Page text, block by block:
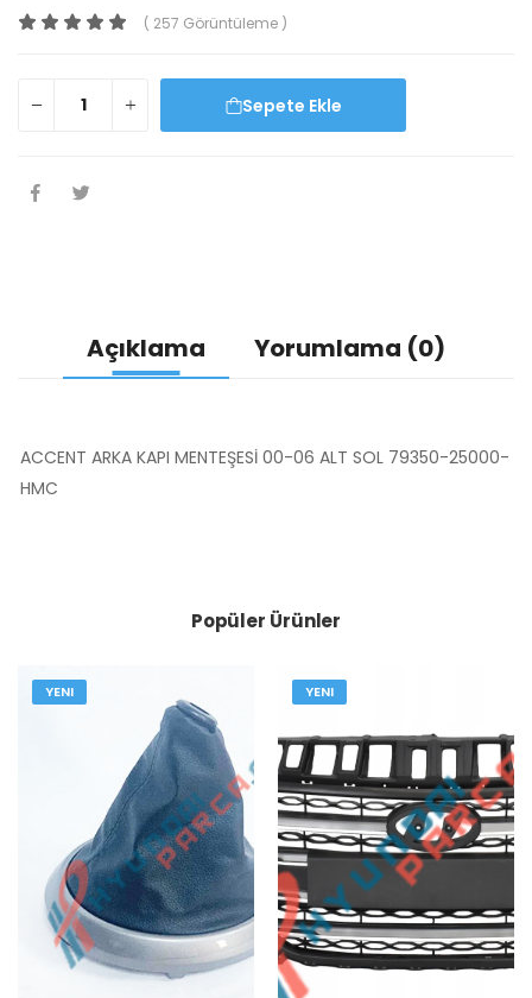
( 257 Görüntüleme )
Sepete Ekle
Açıklama Yorumlama (0)
ACCENT ARKA KAPI MENTEŞESİ 00-06 ALT SOL 79350-25000-
HMC
Popüler Ürünler
YENI YENI